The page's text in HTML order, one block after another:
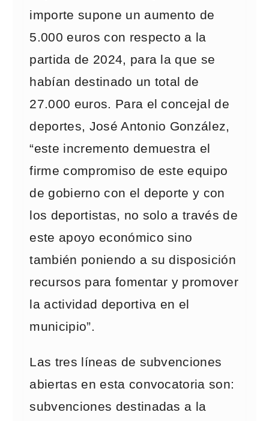
importe supone un aumento de
5.000 euros con respecto a la
partida de 2024, para la que se
habían destinado un total de
27.000 euros. Para el concejal de
deportes, José Antonio González,
“este incremento demuestra el
firme compromiso de este equipo
de gobierno con el deporte y con
los deportistas, no solo a través de
este apoyo económico sino
también poniendo a su disposición
recursos para fomentar y promover
la actividad deportiva en el
municipio”.
Las tres líneas de subvenciones
abiertas en esta convocatoria son:
subvenciones destinadas a la